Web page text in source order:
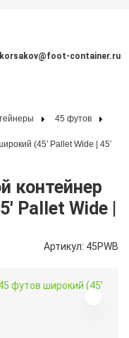
korsakov@foot-container.ru
45 футов
Pallet Wide |
Артикул: 45PWB